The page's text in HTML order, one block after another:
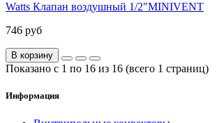
Watts Клапан воздушный 1/2"MINIVENT
746 руб
В корзину
Показано с 1 по 16 из 16 (всего 1 страниц)
Информация